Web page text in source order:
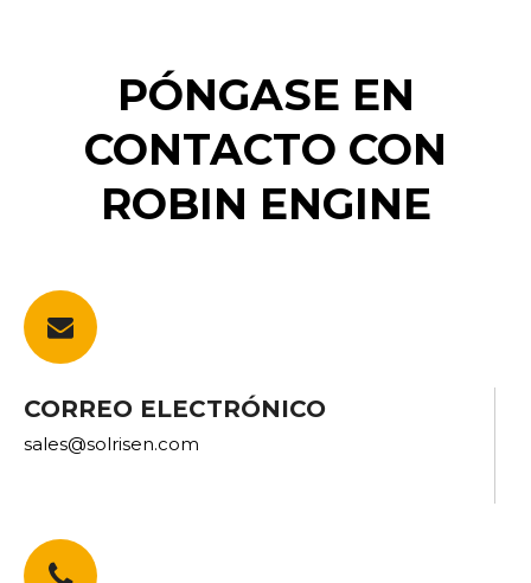
PÓNGASE EN
CONTACTO CON
ROBIN ENGINE
CORREO ELECTRÓNICO
sales@solrisen.com